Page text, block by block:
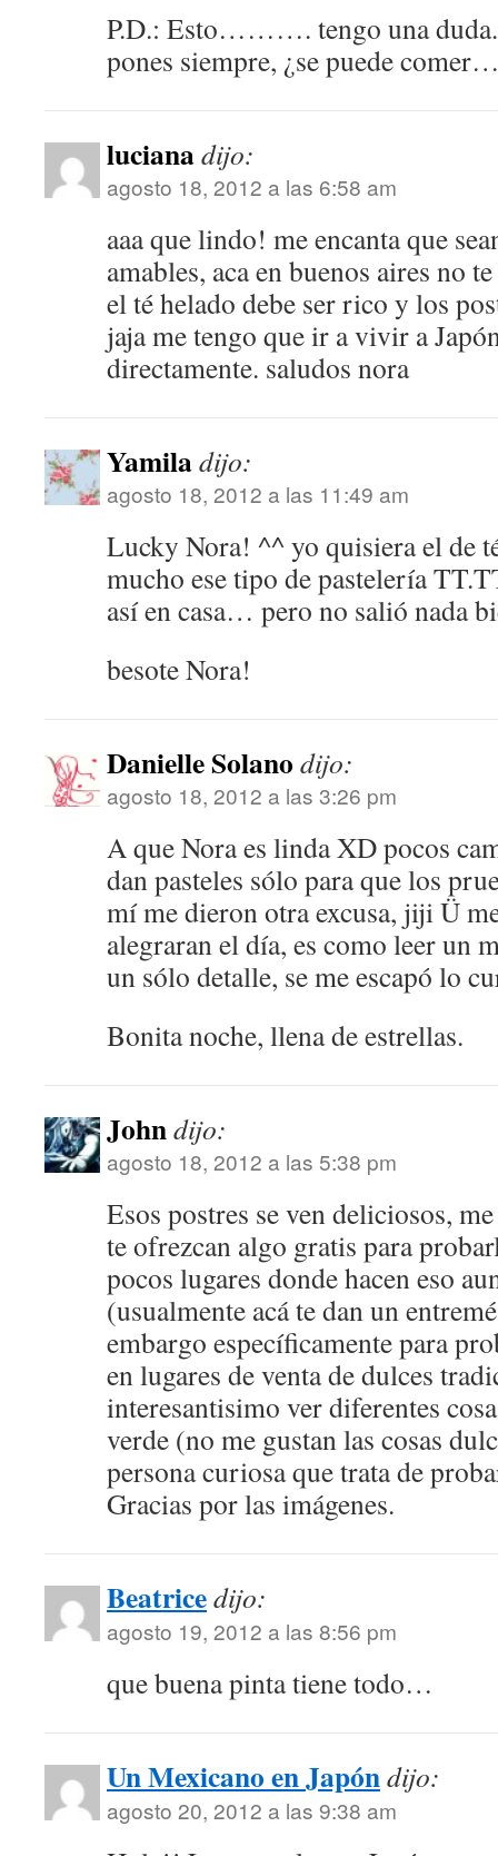
P.D.: Esto………. tengo una duda.
pones siempre, ¿se puede
lucianadijo:
agosto 18, 2012 a las 6:58 am
aaa que lindo! me encanta que
amables, aca en buenos aires no
el té helado debe ser rico y los
jaja me tengo que ir a vivir a
directamente. saludos nora
Yamiladijo:
agosto 18, 2012 a las 11:49 am
Lucky Nora! ^^ yo quisiera el de
mucho ese tipo de pastelería
así en casa… pero no salió nada
besote Nora!
Danielle Solano dijo:
agosto 18, 2012 a las 3:26 pm
A que Nora es linda XD pocos
dan pasteles sólo para que los
mí me dieron otra excusa, jiji Ü
alegraran el día, es como leer un
un sólo detalle, se me escapó lo
Bonita noche, llena de estrellas.
Johndijo:
agosto 18, 2012 a las 5:38 pm
Esos postres se ven deliciosos,
te ofrezcan algo gratis para
pocos lugares donde hacen eso
(usualmente acá te dan un
embargo específicamente para
en lugares de venta de dulces
interesantisimo ver diferentes
verde (no me gustan las cosas
persona curiosa que trata de
Gracias por las imágenes.
Beatricedijo:
agosto 19, 2012 a las 8:56 pm
que buena pinta tiene todo…
Un Mexicano en Japóndijo:
agosto 20, 2012 a las 9:38 am